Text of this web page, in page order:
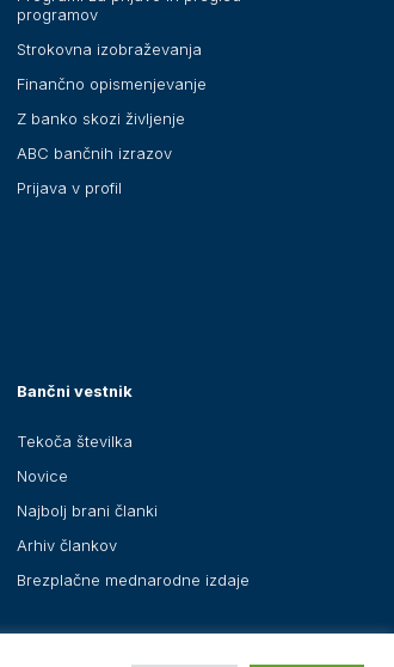
programov
Strokovna izobraževanja
Finančno opismenjevanje
Z banko skozi življenje
ABC bančnih izrazov
Prijava v profil
Bančni vestnik
Tekoča številka
Novice
Najbolj brani članki
Arhiv člankov
Brezplačne mednarodne izdaje